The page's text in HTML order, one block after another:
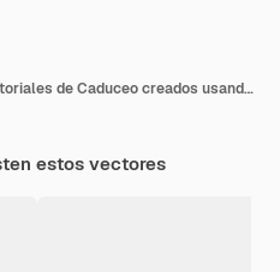
Conjunto de símbolos vectoriales de Caduceo creados usando alas de pájaros y serpientes. Ilustraciones temáticas de tratamiento médico y rehabilitación.
estos vectores